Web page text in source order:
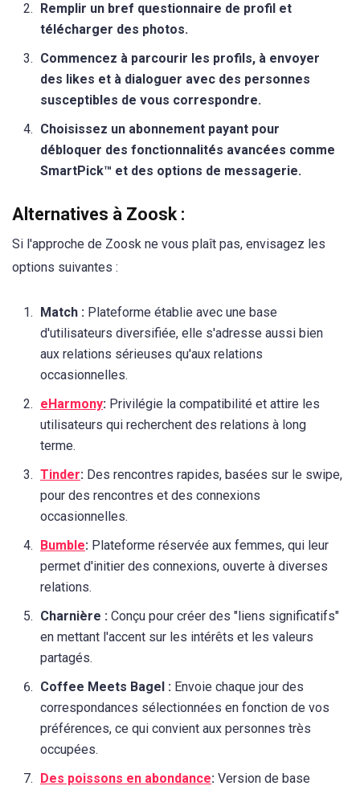
Remplir un bref questionnaire de profil et
télécharger des photos.
Commencez à parcourir les profils, à envoyer
des likes et à dialoguer avec des personnes
susceptibles de vous correspondre.
Choisissez un abonnement payant pour
débloquer des fonctionnalités avancées comme
SmartPick™ et des options de messagerie.
Alternatives à Zoosk :
Si l'approche de Zoosk ne vous plaît pas, envisagez les
options suivantes :
Match : Plateforme établie avec une base
d'utilisateurs diversifiée, elle s'adresse aussi bien
aux relations sérieuses qu'aux relations
occasionnelles.
eHarmony: Privilégie la compatibilité et attire les
utilisateurs qui recherchent des relations à long
terme.
Tinder: Des rencontres rapides, basées sur le swipe,
pour des rencontres et des connexions
occasionnelles.
Bumble: Plateforme réservée aux femmes, qui leur
permet d'initier des connexions, ouverte à diverses
relations.
Charnière : Conçu pour créer des "liens significatifs"
en mettant l'accent sur les intérêts et les valeurs
partagés.
Coffee Meets Bagel : Envoie chaque jour des
correspondances sélectionnées en fonction de vos
préférences, ce qui convient aux personnes très
occupées.
Des poissons en abondance: Version de base